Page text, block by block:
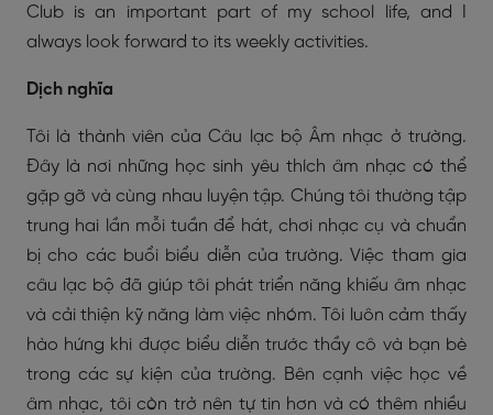
Club is an important part of my school life, and I
always look forward to its weekly activities.
Dịch nghĩa
Tôi là thành viên của Câu lạc bộ Âm nhạc ở trường.
Đây là nơi những học sinh yêu thích âm nhạc có thể
gặp gỡ và cùng nhau luyện tập. Chúng tôi thường tập
trung hai lần mỗi tuần để hát, chơi nhạc cụ và chuẩn
bị cho các buổi biểu diễn của trường. Việc tham gia
câu lạc bộ đã giúp tôi phát triển năng khiếu âm nhạc
và cải thiện kỹ năng làm việc nhóm. Tôi luôn cảm thấy
hào hứng khi được biểu diễn trước thầy cô và bạn bè
trong các sự kiện của trường. Bên cạnh việc học về
âm nhạc, tôi còn trở nên tự tin hơn và có thêm nhiều